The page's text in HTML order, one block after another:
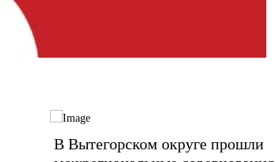
В Вытегорском округе прошли